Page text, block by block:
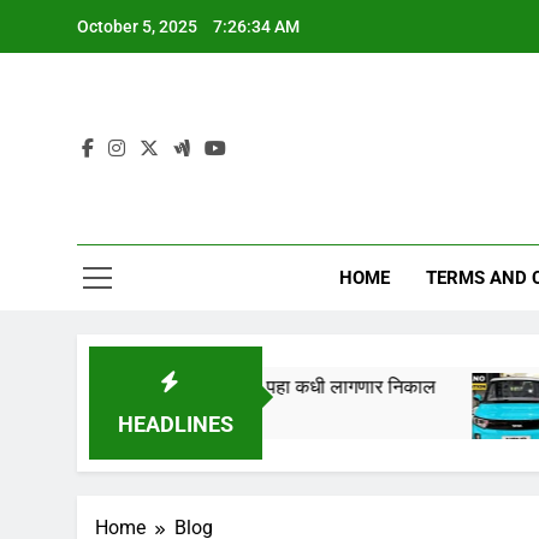
October 5, 2025 7:26:35 AM
HOME TERMS AND
HEADLINES
तारखेला लागणार,येथे पहा कधी लागणार निकाल Tata
1 Year
Home Blog